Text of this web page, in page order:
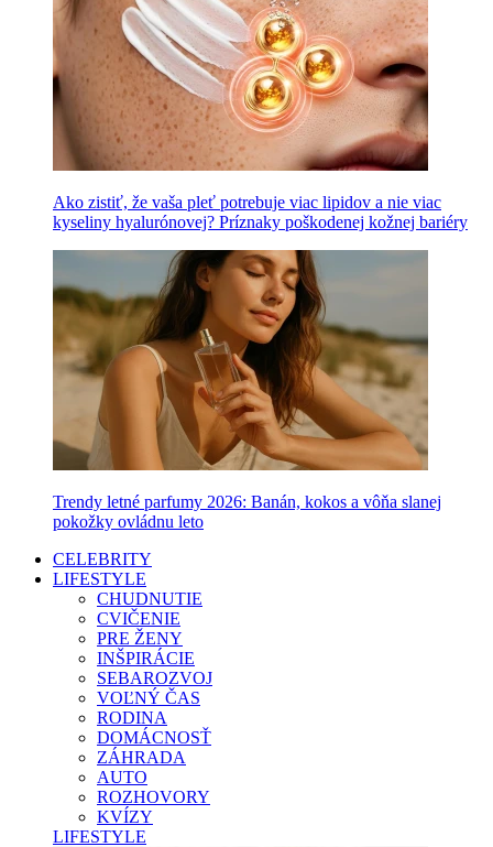
Ako zistiť, že vaša pleť potrebuje viac lipidov a nie viac
kyseliny hyalurónovej? Príznaky poškodenej kožnej bariéry
Trendy letné parfumy 2026: Banán, kokos a vôňa slanej
pokožky ovládnu leto
CELEBRITY
LIFESTYLE
CHUDNUTIE
CVIČENIE
PRE ŽENY
INŠPIRÁCIE
SEBAROZVOJ
VOĽNÝ ČAS
RODINA
DOMÁCNOSŤ
ZÁHRADA
AUTO
ROZHOVORY
KVÍZY
LIFESTYLE